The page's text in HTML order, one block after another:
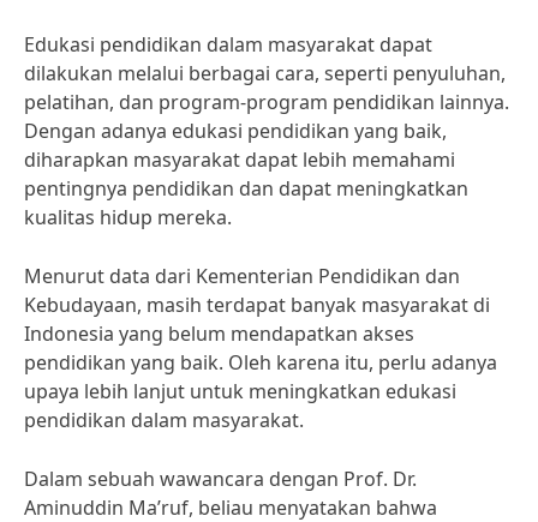
Edukasi pendidikan dalam masyarakat dapat
dilakukan melalui berbagai cara, seperti penyuluhan,
pelatihan, dan program-program pendidikan lainnya.
Dengan adanya edukasi pendidikan yang baik,
diharapkan masyarakat dapat lebih memahami
pentingnya pendidikan dan dapat meningkatkan
kualitas hidup mereka.
Menurut data dari Kementerian Pendidikan dan
Kebudayaan, masih terdapat banyak masyarakat di
Indonesia yang belum mendapatkan akses
pendidikan yang baik. Oleh karena itu, perlu adanya
upaya lebih lanjut untuk meningkatkan edukasi
pendidikan dalam masyarakat.
Dalam sebuah wawancara dengan Prof. Dr.
Aminuddin Ma’ruf, beliau menyatakan bahwa